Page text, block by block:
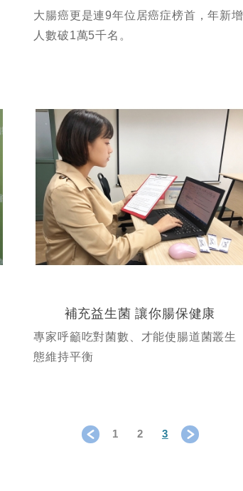
大腸癌更是連9年位居癌症榜首，年新增
人數破1萬5千名。
補充益生菌 讓你腸保健康
專家呼籲吃對菌數、才能使腸道菌叢生
態維持平衡
1 2 3 ＞